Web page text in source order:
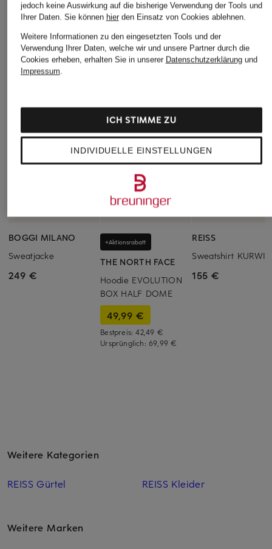
BOGGI MILANO
Sweatjacke
249 €
+Aktionsrabatt
THE NORTH FACE
Hoodie EVOLUTION
BOX HALF DOME
49,99 €
Bestpreis:42,49 €
Ursprünglich: 69,99 €
REISS
Sweatshirt KURWIN
155 €
Weitere Kategorien
REISS Gürtel REISS Kleider
Weitere Marken
jedoch keine Auswirkung auf die bisherige Verwendung der Tools und
Ihrer Daten. Sie können hierden Einsatz von Cookies ablehnen.
Weitere Informationen zu den eingesetzten Tools und der
Verwendung Ihrer Daten, welche wir und unsere Partner durch die
Cookies erheben, erhalten Sie in unserer Datenschutzerklärungund
Impressum.
INDIVIDUELLE EINSTELLUNGEN
ICH STIMME ZU